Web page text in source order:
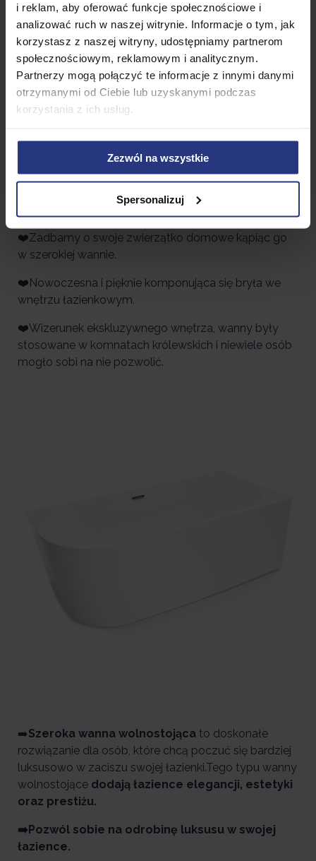
i reklam, aby oferować funkcje społecznościowe i
analizować ruch w naszej witrynie. Informacje o tym, jak
korzystasz z naszej witryny, udostępniamy partnerom
społecznościowym, reklamowym i analitycznym.
Partnerzy mogą połączyć te informacje z innymi danymi
otrzymanymi od Ciebie lub uzyskanymi podczas
korzystania z ich usług.
Zezwól na wszystkie
Spersonalizuj
❤️Wanna daje nam uczucie odprężenia i relaksu.
❤️To także doskonałe miejsce na lekturę książki lub
gazety.
❤️Kąpiele regeneracyjne i lecznicze.
❤️Wygodnie wykąpiemy dziecko i damy mu okazję
do zabawy oraz warunki do nauki samodzielnego
❤️Zadbamy o swoje zwierzątko domowe kąpiąc go
w szerokiej wannie.
❤️Nowoczesna i pięknie komponująca się bryła we
wnętrzu łazienkowym.
❤️Wizerunek ekskluzywnego wnętrza, wanny były
stosowane w komnatach królewskich i niewiele osób
mogło sobi na nie pozwolić.
➡️Szeroka wanna wolnostojąca to doskonałe
rozwiązanie dla osób, które chcą poczuć się bardziej
luksusowo w zaciszu swojej łazienki.Tego typu wanny
wolnostojące dodają łazience elegancji, estetyki
oraz prestiżu.
➡️Pozwól sobie na odrobinę luksusu w swojej
łazience.